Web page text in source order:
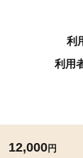
12,000円
利
利用